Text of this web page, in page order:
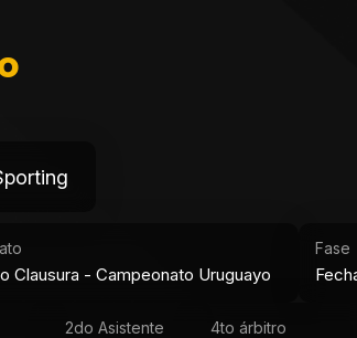
Clausura - Campeonato Uruguayo
Fase
2do Asistente 4to árbitro